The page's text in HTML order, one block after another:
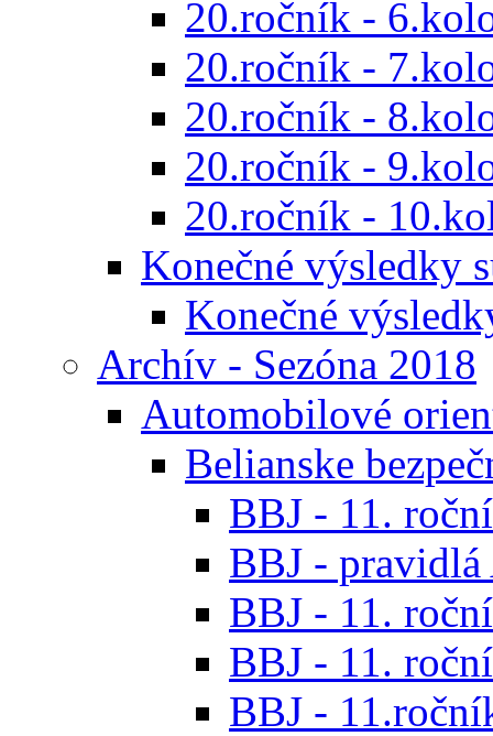
20.ročník -
20.ročník -
20.ročník -
20.ročník -
20.ročník -
Konečné výsledky
Konečné
Archív - Sezóna 2018
Automobilové
Belianske
BBJ - 11.
BBJ - pravidlá
BBJ - 11.
BBJ - 11.
BBJ -